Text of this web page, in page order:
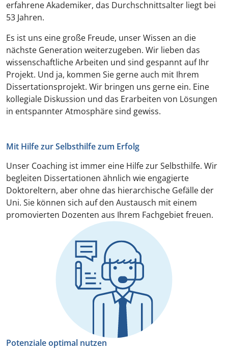
erfahrene Akademiker, das Durchschnittsalter liegt bei
53 Jahren.
Es ist uns eine große Freude, unser Wissen an die
nächste Generation weiterzugeben. Wir lieben das
wissenschaftliche Arbeiten und sind gespannt auf Ihr
Projekt. Und ja, kommen Sie gerne auch mit Ihrem
Dissertationsprojekt. Wir bringen uns gerne ein. Eine
kollegiale Diskussion und das Erarbeiten von Lösungen
in entspannter Atmosphäre sind gewiss.
Mit Hilfe zur Selbsthilfe zum Erfolg
Unser Coaching ist immer eine Hilfe zur Selbsthilfe. Wir
begleiten Dissertationen ähnlich wie engagierte
Doktoreltern, aber ohne das hierarchische Gefälle der
Uni. Sie können sich auf den Austausch mit einem
promovierten Dozenten aus Ihrem Fachgebiet freuen.
Potenziale optimal nutzen